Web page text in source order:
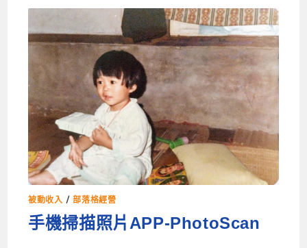
被動收入 /部落格經營
手機掃描照片APP-PhotoScan